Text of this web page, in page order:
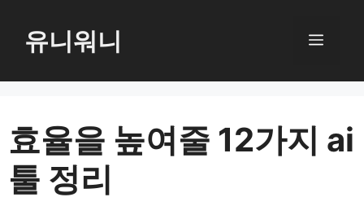
로
뛰
유니워니 메
효율을 높여줄 12가지 ai
툴 정리